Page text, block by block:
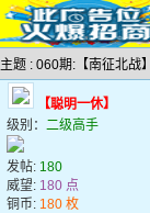
主题 : 060期:【南征北战
【聪明一休】
级别： 二级高手
发帖: 180
威望: 180 点
铜币: 180 枚